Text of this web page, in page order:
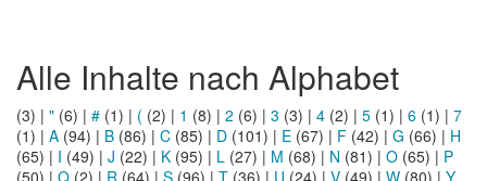
Alle Inhalte nach Alphabet
(3) | " (6) | # (1) | ( (2) | 1 (8) | 2 (6) | 3 (3) | 4 (2) | 5 (1) | 6 (1) | 7
(1) | A (94) | B (86) | C (85) | D (101) | E (67) | F (42) | G (66) | H
(65) | I (49) | J (22) | K (95) | L (27) | M (68) | N (81) | O (65) | P
(50) | Q (2) | R (64) | S (96) | T (36) | U (24) | V (49) | W (80) | Y